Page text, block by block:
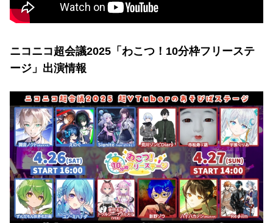
ニコニコ超会議2025「わこつ！10分枠フリーステ
ージ」出演情報